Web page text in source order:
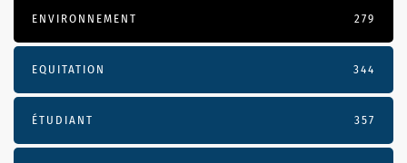
ENVIRONNEMENT 279
EQUITATION 344
ÉTUDIANT 357